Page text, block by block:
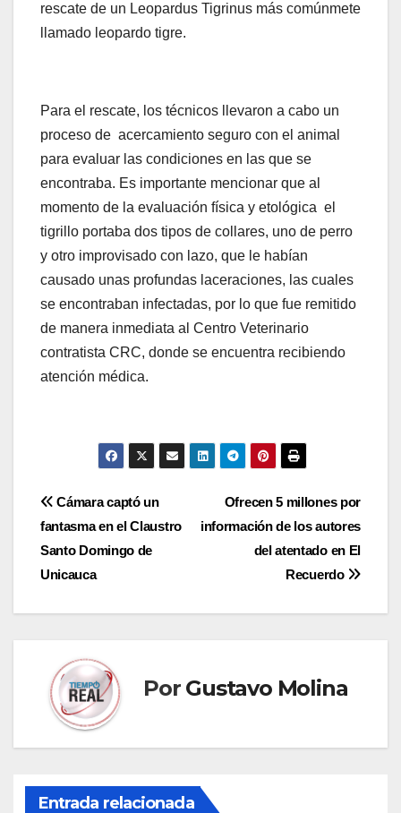
rescate de un Leopardus Tigrinus más comúnmete
llamado leopardo tigre.
Para el rescate, los técnicos llevaron a cabo un
proceso de acercamiento seguro con el animal
para evaluar las condiciones en las que se
encontraba. Es importante mencionar que al
momento de la evaluación física y etológica el
tigrillo portaba dos tipos de collares, uno de perro
y otro improvisado con lazo, que le habían
causado unas profundas laceraciones, las cuales
se encontraban infectadas, por lo que fue remitido
de manera inmediata al Centro Veterinario
contratista CRC, donde se encuentra recibiendo
atención médica.
Navegación
de
entradas
Ofrecen 5 millones por
información de los autores
del atentado en El
Recuerdo
Cámara captó un
fantasma en el Claustro
Santo Domingo de
Unicauca
Por Gustavo Molina
Entrada relacionada